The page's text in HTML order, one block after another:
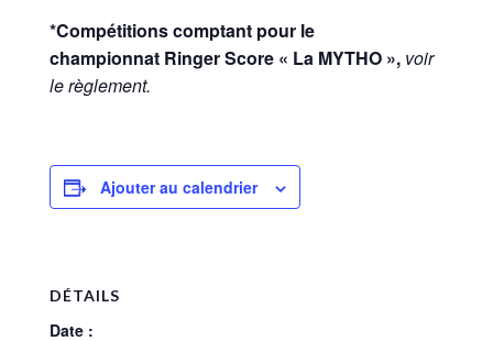
Trou n°8
Carte de scores
Actualités
*Compétitions comptant pour le
championnat Ringer Score « La MYTHO », voir
le règlement.
Ajouter au calendrier
DÉTAILS
Date :